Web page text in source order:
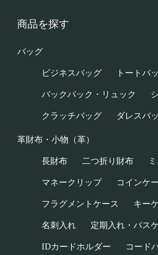
商品を探す
バッグ
ビジネスバッグ トートバ
バックパック・リュック
クラッチバッグ ダレスバ
革財布・小物（革）
長財布 二つ折り財布
マネークリップ コインケ
フラグメントケース キー
名刺入れ 定期入れ・パス
IDカードホルダー コード